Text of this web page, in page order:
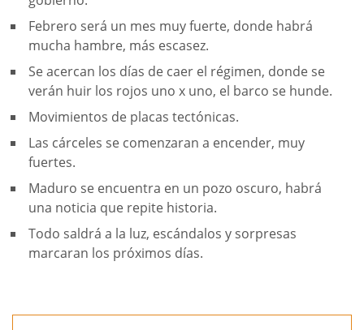
Febrero será un mes muy fuerte, donde habrá
mucha hambre, más escasez.
Se acercan los días de caer el régimen, donde se
verán huir los rojos uno x uno, el barco se hunde.
Movimientos de placas tectónicas.
Las cárceles se comenzaran a encender, muy
fuertes.
Maduro se encuentra en un pozo oscuro, habrá
una noticia que repite historia.
Todo saldrá a la luz, escándalos y sorpresas
marcaran los próximos días.